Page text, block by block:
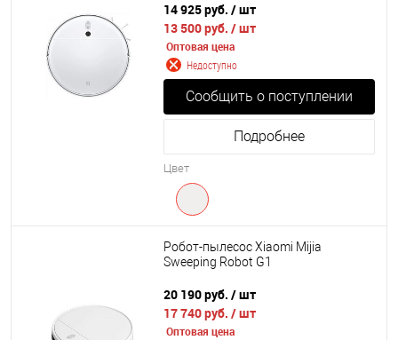
14 925 руб. / шт
13 500 руб. / шт
Оптовая цена
Недоступно
Сообщить о поступлении
Подробнее
Цвет
Робот-пылесос Xiaomi Mijia
Sweeping Robot G1
20 190 руб. / шт
17 740 руб. / шт
Оптовая цена